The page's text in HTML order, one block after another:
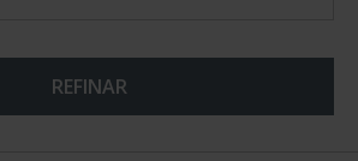
REFINAR